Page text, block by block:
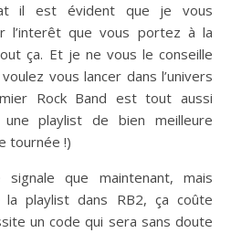
il est évident que je vous
l’interêt que vous portez à la
ça. Et je ne vous le conseille
vous lancer dans l’univers
Rock Band est tout aussi
playlist de bien meilleure
tournée !)
que maintenant, mais
la playlist dans RB2, ça coûte
un code qui sera sans doute